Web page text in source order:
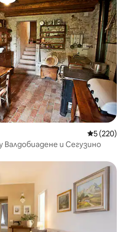
гостите
Средна
5 (220)
и Сегузино
гостите